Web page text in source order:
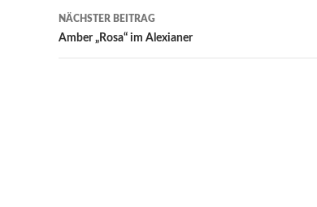
NÄCHSTER BEITRAG
Amber „Rosa“ im Alexianer